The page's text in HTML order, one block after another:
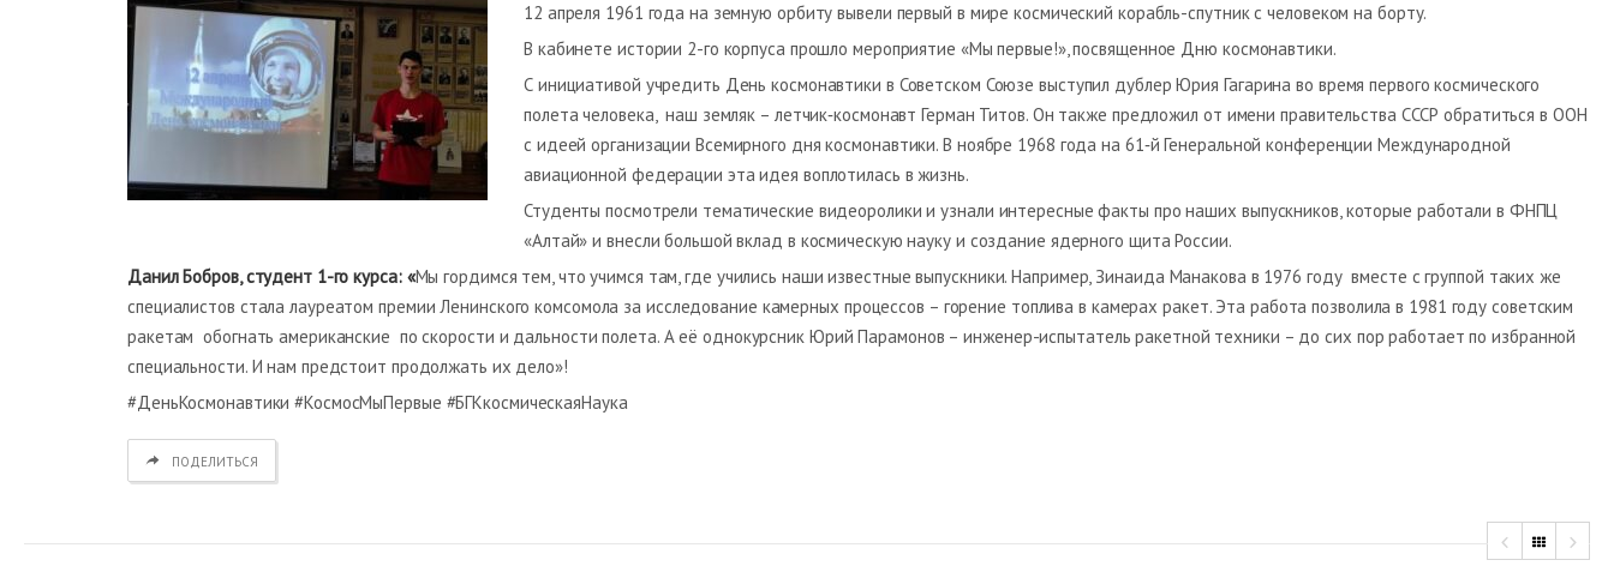
12 апреля 1961 года на земную орбиту вывели первый в мире космический корабль-спутник с человеком на борту.
В кабинете истории 2-го корпуса прошло мероприятие «Мы первые!», посвященное Дню космонавтики.
С инициативой учредить День космонавтики в Советском Союзе выступил дублер Юрия Гагарина во время первого космического
полета человека, наш земляк – летчик‑космонавт Герман Титов. Он также предложил от имени правительства СССР обратиться в ООН
с идеей организации Всемирного дня космонавтики. В ноябре 1968 года на 61‑й Генеральной конференции Международной
авиационной федерации эта идея воплотилась в жизнь.
Студенты посмотрели тематические видеоролики и узнали интересные факты про наших выпускников, которые работали в ФНПЦ
«Алтай» и внесли большой вклад в космическую науку и создание ядерного щита России.
Данил Бобров, студент 1-го курса: «Мы гордимся тем, что учимся там, где учились наши известные выпускники. Например, Зинаида Манакова в 1976 году вместе с группой таких же
специалистов стала лауреатом премии Ленинского комсомола за исследование камерных процессов – горение топлива в камерах ракет. Эта работа позволила в 1981 году советским
ракетам обогнать американские по скорости и дальности полета. А её однокурсник Юрий Парамонов – инженер-испытатель ракетной техники – до сих пор работает по избранной
специальности. И нам предстоит продолжать их дело»!
#ДеньКосмонавтики #КосмосМыПервые #БГКкосмическаяНаука
ПОДЕЛИТЬСЯ